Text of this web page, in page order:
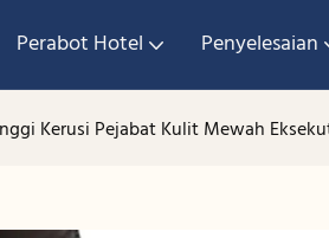
Perabot Hotel Penyelesaian
Kerusi Pejabat Kulit Mewah